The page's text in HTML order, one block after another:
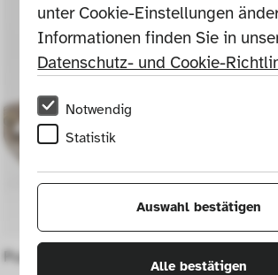
unter Cookie-Einstellungen
Datenschutz- und Cookie-
Notwendig
Statistik
Auswahl bestätigen
Alle bestätigen
Punktgreifer